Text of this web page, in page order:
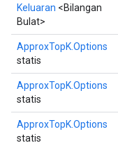
Keluaran <Bilangan
Bulat>
ApproxTopK.Options
statis
ApproxTopK.Options
statis
ApproxTopK.Options
statis